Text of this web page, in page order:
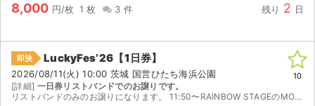
ご利用ガイド
手数料・お支払い方法
AIに質問する
よくある質問
8,000 円/枚 1 枚 3 件 残り 2 日
即決 LuckyFes’26【1日券】
2026/08/11(火) 10:00 茨城 国営ひたち海浜公園
[詳細] 一日券リストバンドでのお譲りです。
リストバンドのみのお譲りになります。 11:50〜RAINBOW STAGEのMONKEY MAJIKが終わり次第メインエントランス付近にてお渡しします。 駐車券は付きません。 速やかに出口に向...
10